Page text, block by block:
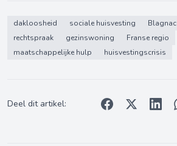
dakloosheid sociale huisvesting Blagnac
rechtspraak
gezinswoning
Franse regio
maatschappelijke hulp
huisvestingscrisis
Deel dit artikel: